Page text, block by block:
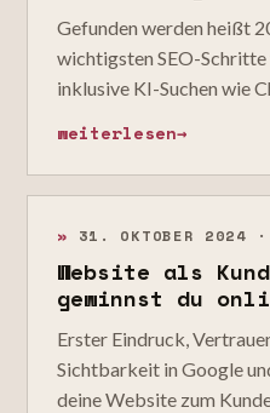
Gefunden werden heißt
wichtigsten SEO-
inklusive KI-Suchen wie
weiterlesen→
» 31. OKTOBER 2024 ·
Website als
gewinnst du
Erster Eindruck,
Sichtbarkeit in Google
deine Website zum